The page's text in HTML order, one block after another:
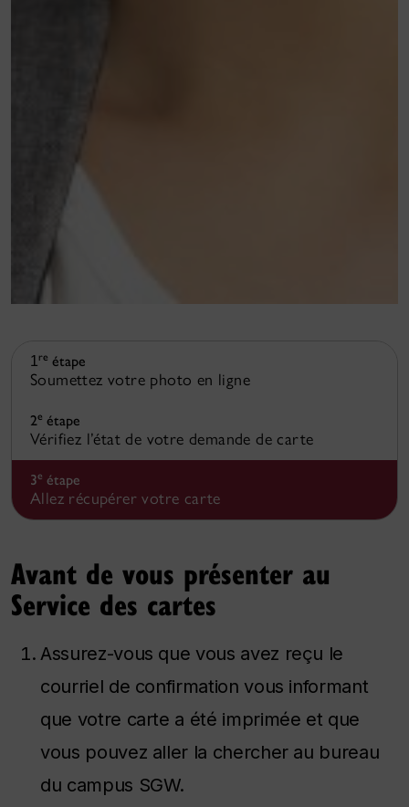
1 re étape
Soumettez votre photo en ligne
2e étape
Vérifiez l’état de votre demande de carte
3e étape
Allez récupérer votre carte
Avant de vous présenter au
Service des cartes
Assurez-vous que vous avez reçu le
courriel de confirmation vous informant
que votre carte a été imprimée et que
vous pouvez aller la chercher au bureau
du campus SGW.